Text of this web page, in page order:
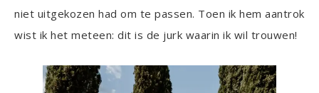
niet uitgekozen had om te passen. Toen ik hem aantrok
wist ik het meteen: dit is de jurk waarin ik wil trouwen!